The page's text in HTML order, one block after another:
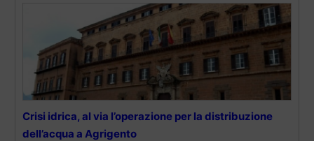
Crisi idrica, al via l’operazione per la distribuzione
dell’acqua a Agrigento